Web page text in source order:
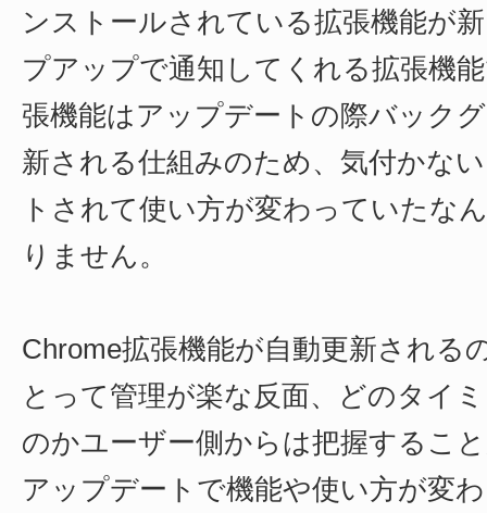
ンストールされている拡張機能が
プアップで通知してくれる拡張機
張機能はアップデートの際バック
新される仕組みのため、気付かな
トされて使い方が変わっていたな
りません。
Chrome拡張機能が自動更新される
とって管理が楽な反面、どのタイ
のかユーザー側からは把握するこ
アップデートで機能や使い方が変